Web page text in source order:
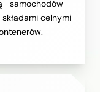
samochodów
celnymi